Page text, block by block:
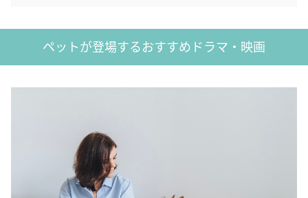
ペットが登場するおすすめドラマ・映画